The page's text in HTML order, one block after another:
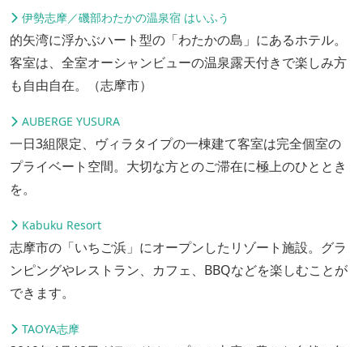
伊勢志摩／磯部わたかの温泉宿 はいふう
的矢湾に浮かぶハート型の「わたかの島」にあるホテル。
客室は、全室オーシャンビューの温泉露天付きで楽しみ方
も自由自在。（志摩市）
AUBERGE YUSURA
一日3組限定、ヴィラタイプの一棟建て客室は完全個室の
プライベート空間。大切な方とのご滞在に極上のひととき
を。
Kabuku Resort
志摩市の「いちご浜」にオープンしたリゾート施設。グラ
ンピングやレストラン、カフェ、BBQなどを楽しむことが
できます。
TAOYA志摩